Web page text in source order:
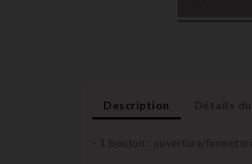
Description
- 1 bouton : ouverture/fermeture